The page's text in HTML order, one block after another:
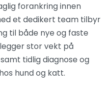
forankring innen
et dedikert team tilbyr
til både nye og faste
stor vekt på
tidlig diagnose og
hund og katt.